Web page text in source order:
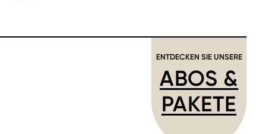
ENTDECKEN SIE UNSERE
ABOS &
PAKETE